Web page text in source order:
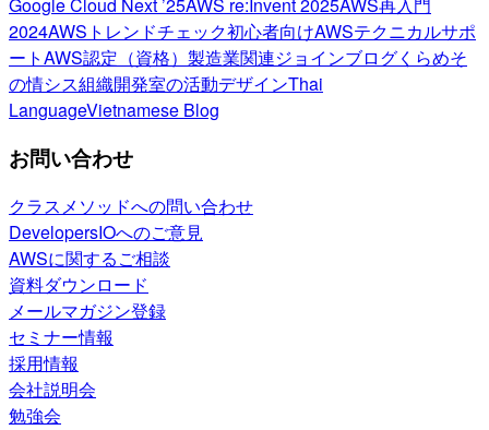
2024AWSトレンドチェック初心者向けAWSテクニカルサポ
ートAWS認定（資格） 製造業関連ジョインブログくらめそ
の情シス組織開発室の活動デザインThai
LanguageVietnamese Blog
お問い合わせ
クラスメソッドへの問い合わせ
DevelopersIOへのご意見
AWSに関するご相談
資料ダウンロード
メールマガジン登録
セミナー情報
採用情報
会社説明会
勉強会